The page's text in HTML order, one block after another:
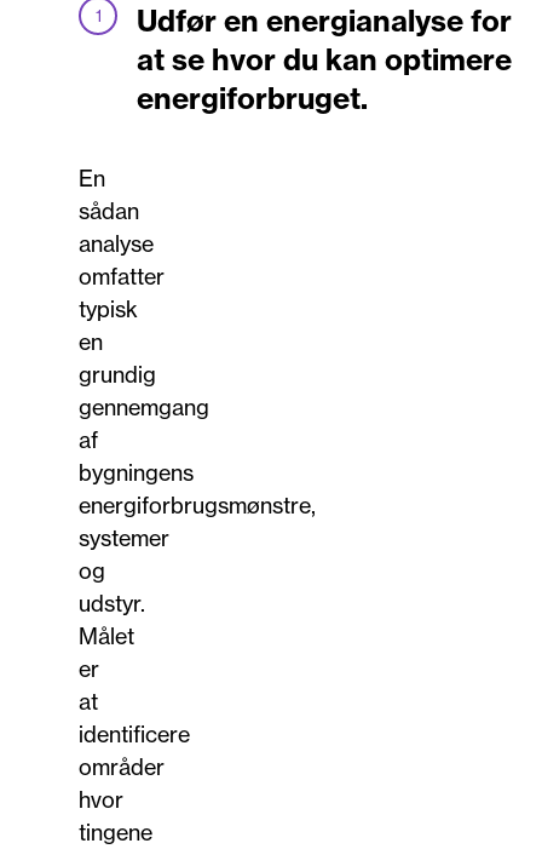
Udfør en energianalyse for
at se hvor du kan optimere
energiforbruget.
En
sådan
analyse
omfatter
typisk
en
grundig
gennemgang
af
bygningens
energiforbrugsmønstre,
systemer
og
udstyr.
Målet
er
at
identificere
områder
hvor
tingene